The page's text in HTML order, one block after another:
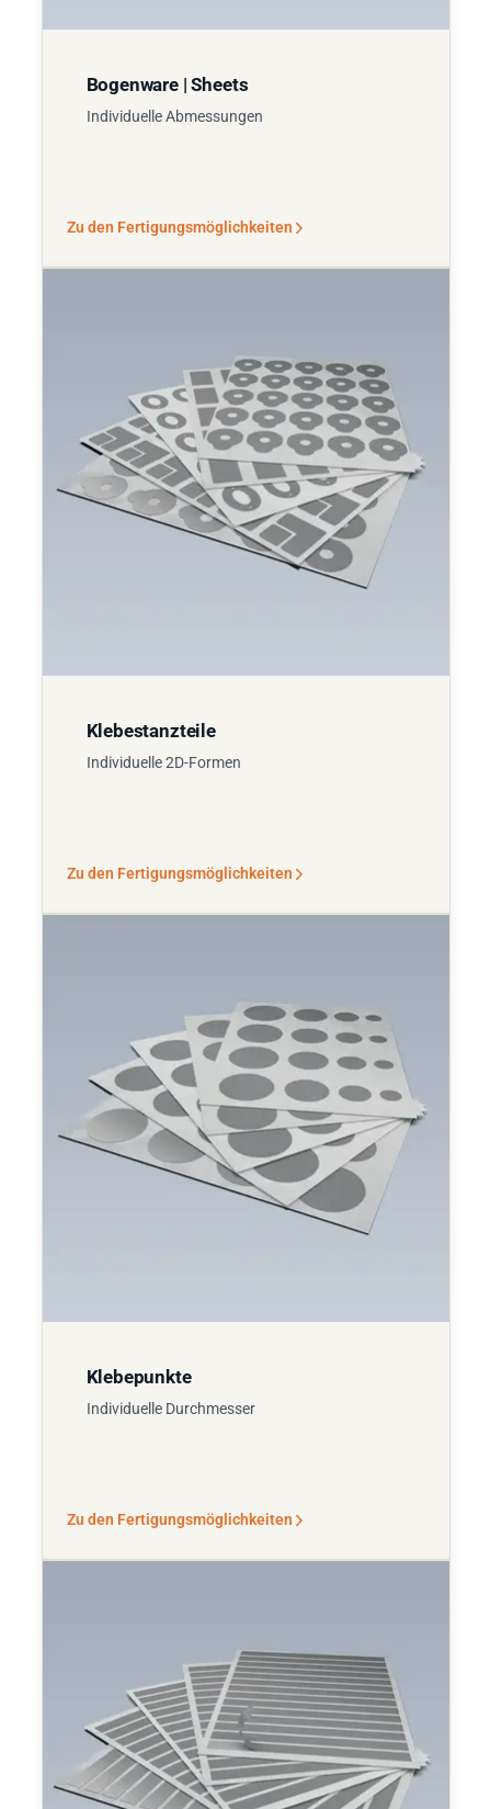
Bogenware | Sheets
Individuelle Abmessungen
Zu den Fertigungsmöglichkeiten
Klebestanzteile
Individuelle 2D-Formen
Zu den Fertigungsmöglichkeiten
Klebepunkte
Individuelle Durchmesser
Zu den Fertigungsmöglichkeiten